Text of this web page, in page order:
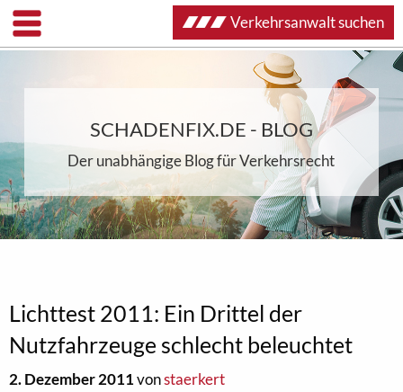
SCHADENFIX.DE - BLOG
Der unabhängige Blog für Verkehrsrecht
Lichttest 2011: Ein Drittel der
Nutzfahrzeuge schlecht beleuchtet
2. Dezember 2011vonstaerkert
Verkehrsanwalt suchen